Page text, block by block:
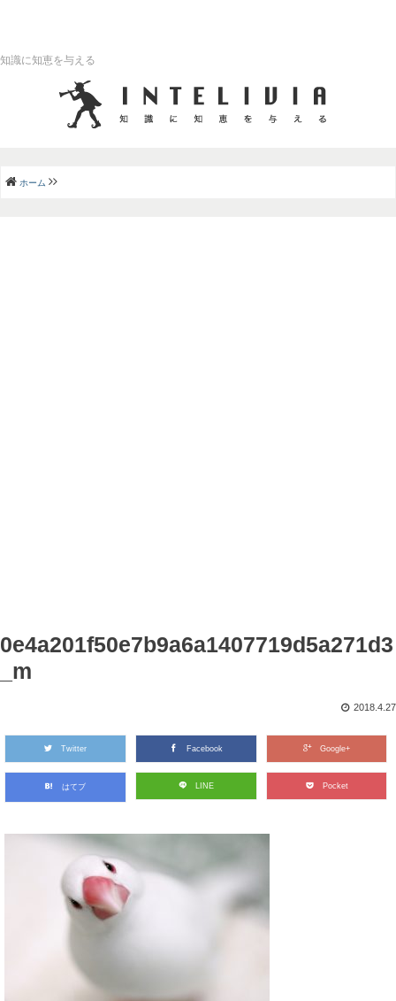
知識に知恵を与える
ホーム
0e4a201f50e7b9a6a1407719d5a271d3
_m
2018.4.27
Twitter Facebook Google+
はてブ LINE Pocket